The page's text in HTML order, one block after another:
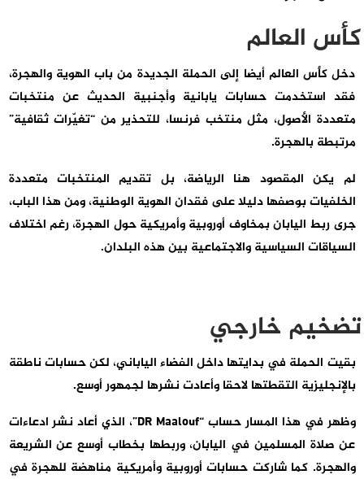
كأس العالم
دخل كأس العالم أيضا إلى الحملة الجديدة من باب الهوية والهجرة،
فقد استخدمت حسابات يابانية وأجنبية الحديث عن منتخبات
متعددة الأصول، مثل منتخب فرنسا، للتحذير من “تغيّرات ثقافية”
مرتبطة بالهجرة.
لم يكن المقصود هنا الرياضة، بل تقديم المنتخبات متعددة
الخلفيات بوصفها دليلا على فقدان الهوية الوطنية، ومن هذا الباب،
جرى ربط اليابان بمخاوف أوروبية وأمريكية حول الهجرة، رغم اختلاف
السياقات السياسية والاجتماعية بين هذه البلدان.
تضخيم خارجي
بقيت الحملة في بدايتها داخل الفضاء الياباني، لكن حسابات ناطقة
بالإنجليزية التقطتها لاحقا وأعادت نشرها لجمهور أوسع.
وظهر في هذا المسار حساب “DR Maalouf”، الذي أعاد نشر ادعاءات
عن صلاة المسلمين في اليابان، وربطها بخطاب أوسع عن الشريعة
والهجرة. كما شاركت حسابات أوروبية وأمريكية مناهضة للهجرة في